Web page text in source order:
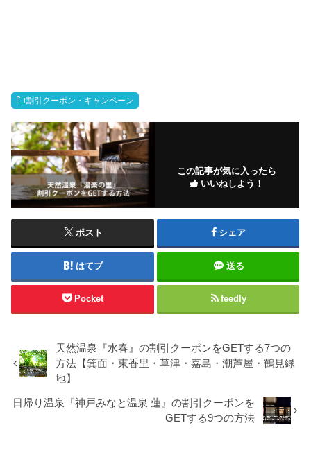
割引クーポン・キャンペーン
この記事が気に入ったら
いいねしよう！
ポスト シェア
はてブ 送る
Pocket feedly
天然温泉『水春』の割引クーポンをGETする7つの
方法【箕面・東香里・草津・嘉島・潮芦屋・鶴見緑
地】
日帰り温泉『神戸みなと温泉 蓮』の割引クーポンを
GETする9つの方法